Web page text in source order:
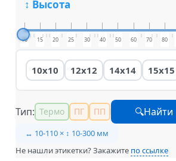
↕ Высота
10 15 20 25 30 40 50 60 70 80
10x10 12x12 14x14 15x15
Тип: Термо ПГ ПП 🔍Найти
↔ 10-110 × ↕ 10-300 мм
Не нашли этикетки? Закажите по ссылке